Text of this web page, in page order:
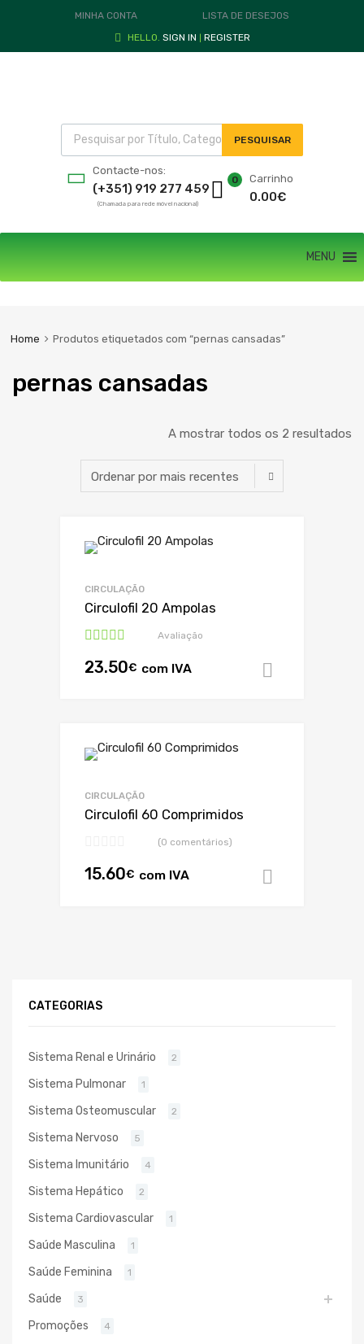
MINHA CONTA
LISTA DE DESEJOS
HELLO. SIGN IN REGISTER
PESQUISAR
Contacte-nos:
(+351) 919 277 459
(Chamada para rede móvel nacional)
Carrinho
0.00€
0
MENU
Home Produtos etiquetados com “pernas cansadas”
pernas cansadas
A mostrar todos os 2 resultados
CIRCULAÇÃO
Circulofil 20 Ampolas
5.00de 5
Avaliação
23.50€ com IVA
CIRCULAÇÃO
Circulofil 60 Comprimidos
(0 comentários)
15.60€ com IVA
CATEGORIAS
Sistema Renal e Urinário 2
Sistema Pulmonar 1
Sistema Osteomuscular 2
Sistema Nervoso 5
Sistema Imunitário 4
Sistema Hepático 2
Sistema Cardiovascular 1
Saúde Masculina 1
Saúde Feminina 1
Saúde 3
Promoções 4